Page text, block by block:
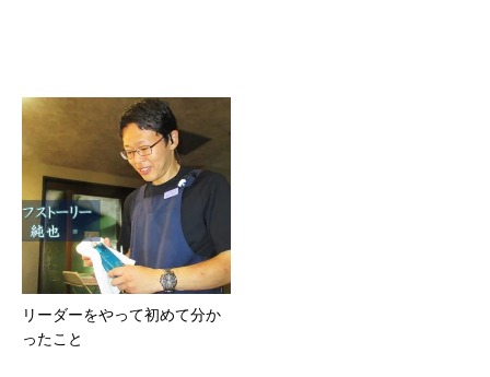
リーダーをやって初めて分か
ったこと